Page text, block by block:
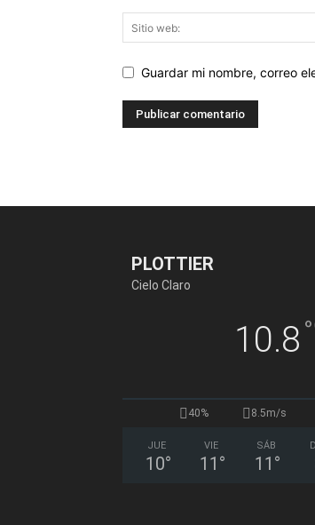
Guardar mi nombre, correo
PLOTTIER
Cielo Claro
10.8 °
40% 8.5m/s
JUE
10°
VIE
11 °
SÁB
11 °